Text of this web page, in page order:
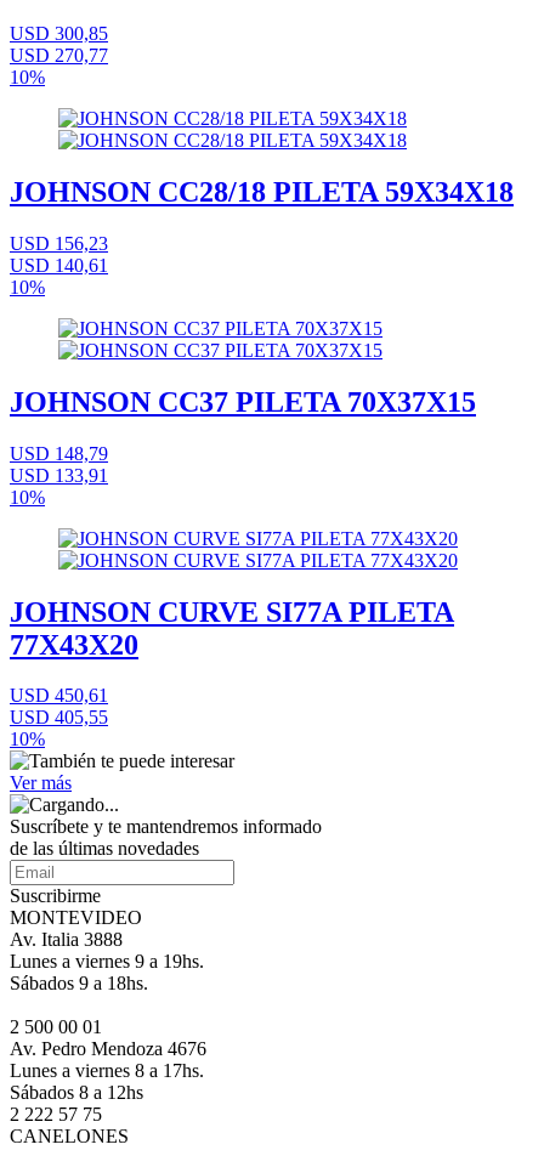
USD 300,85
USD 270,77
10%
JOHNSON CC28/18 PILETA 59X34X18
USD 156,23
USD 140,61
10%
JOHNSON CC37 PILETA 70X37X15
USD 148,79
USD 133,91
10%
JOHNSON CURVE SI77A PILETA
77X43X20
USD 450,61
USD 405,55
10%
Ver más
Suscríbete y te mantendremos informado
de las últimas novedades
Suscribirme
MONTEVIDEO
Av. Italia 3888
Lunes a viernes 9 a 19hs.
Sábados 9 a 18hs.
2 500 00 01
Av. Pedro Mendoza 4676
Lunes a viernes 8 a 17hs.
Sábados 8 a 12hs
2 222 57 75
CANELONES